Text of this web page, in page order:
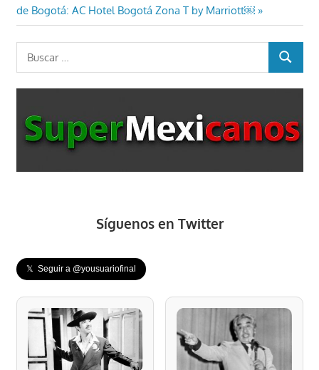
entradas
siguiente:
de Bogotá: AC Hotel Bogotá Zona T by Marriott￼
BUSCAR
Síguenos en Twitter
𝕏 Seguir a @yousuariofinal